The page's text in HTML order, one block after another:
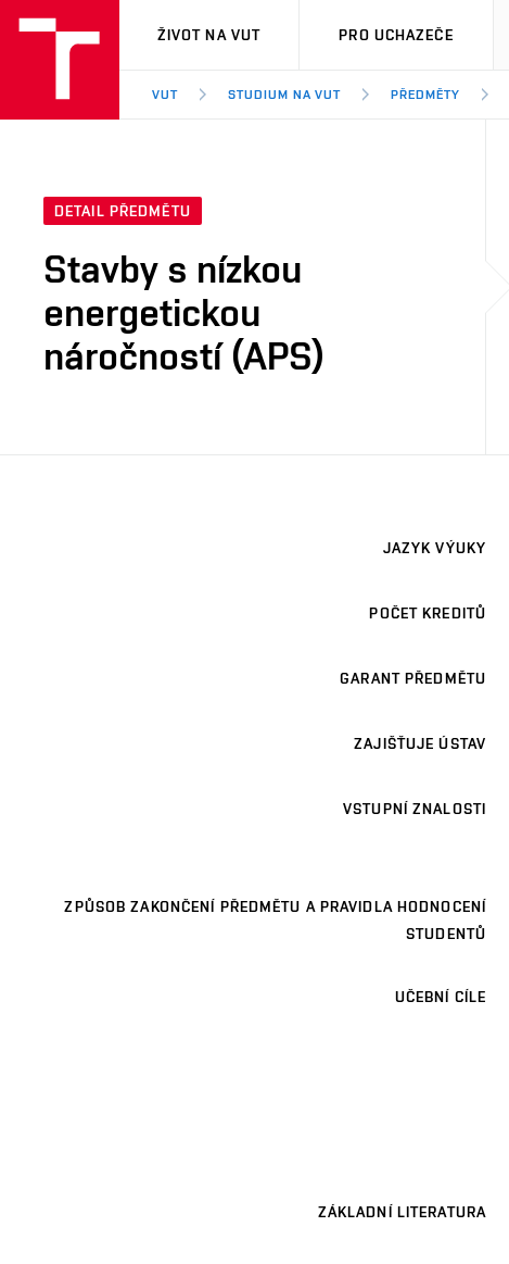
VUT
ŽIVOT NA VUT PRO UCHAZEČE
VUT STUDIUM NA VUT PŘEDMĚTY
DETAIL PŘEDMĚTU
Stavby s nízkou
energetickou
náročností (APS)
JAZYK VÝUKY
POČET KREDITŮ
GARANT PŘEDMĚTU
ZAJIŠŤUJE ÚSTAV
VSTUPNÍ ZNALOSTI
ZPŮSOB ZAKONČENÍ PŘEDMĚTU A PRAVIDLA HODNOCENÍ
STUDENTŮ
UČEBNÍ CÍLE
ZÁKLADNÍ LITERATURA